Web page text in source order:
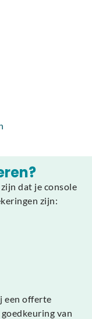
dat je console
zijn:
een offerte
van